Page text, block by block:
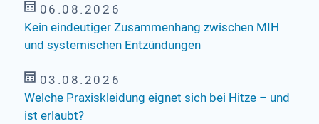
06.08.2026
Kein eindeutiger Zusammenhang zwischen MIH
und systemischen Entzündungen
03.08.2026
Welche Praxiskleidung eignet sich bei Hitze – und
ist erlaubt?